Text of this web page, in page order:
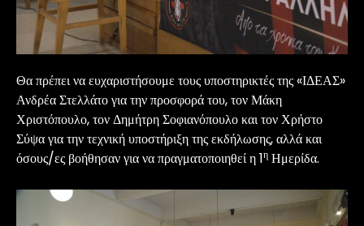
Θα πρέπει να ευχαριστήσουμε τους υποστηρικτές της «ΙΔΕΑΣ»
Ανδρέα Στελλάτο για την προσφορά του, τον Μάκη
Χριστόπουλο, τον Δημήτρη Σοφιανόπουλο και τον Χρήστο
Σύψα για την τεχνική υποστήριξη της εκδήλωσης, αλλά και
όσους/ες βοήθησαν για να πραγματοποιηθεί η 1η Ημερίδα.